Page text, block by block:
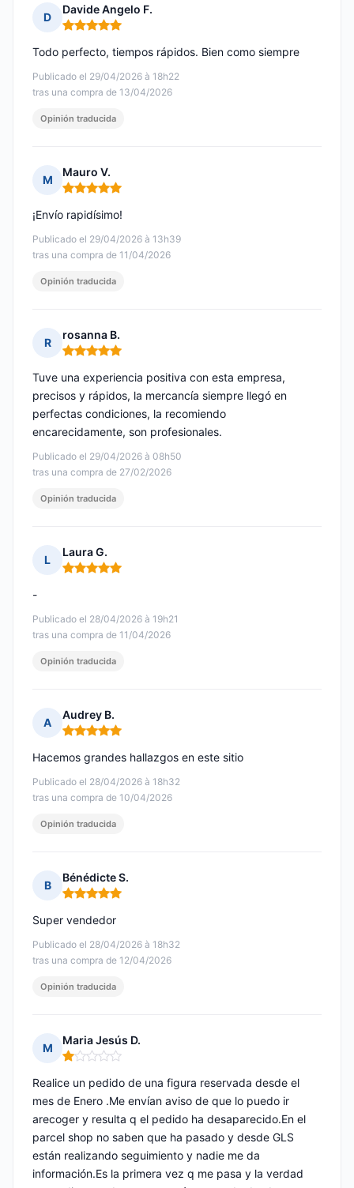
D
Davide Angelo F.
Nota: 5 de 5
Publicado el 29/04/2026 à 18h22
tras una compra de 13/04/2026
Todo perfecto, tiempos rápidos. Bien como siempre
Opinión traducida
M
Mauro V.
Nota: 5 de 5
Publicado el 29/04/2026 à 13h39
tras una compra de 11/04/2026
¡Envío rapidísimo!
Opinión traducida
R
rosanna B.
Nota: 5 de 5
Publicado el 29/04/2026 à 08h50
tras una compra de 27/02/2026
Tuve una experiencia positiva con esta empresa,
precisos y rápidos, la mercancía siempre llegó en
perfectas condiciones, la recomiendo
encarecidamente, son profesionales.
Opinión traducida
L
Laura G.
Nota: 5 de 5
Publicado el 28/04/2026 à 19h21
tras una compra de 11/04/2026
-
Opinión traducida
A
Audrey B.
Nota: 5 de 5
Publicado el 28/04/2026 à 18h32
tras una compra de 10/04/2026
Hacemos grandes hallazgos en este sitio
Opinión traducida
B
Bénédicte S.
Nota: 5 de 5
Publicado el 28/04/2026 à 18h32
tras una compra de 12/04/2026
Super vendedor
Opinión traducida
M
Maria Jesús D.
Nota: 1 de 5
Realice un pedido de una figura reservada desde el
mes de Enero .Me envían aviso de que lo puedo ir
arecoger y resulta q el pedido ha desaparecido.En el
parcel shop no saben que ha pasado y desde GLS
están realizando seguimiento y nadie me da
información.Es la primera vez q me pasa y la verdad